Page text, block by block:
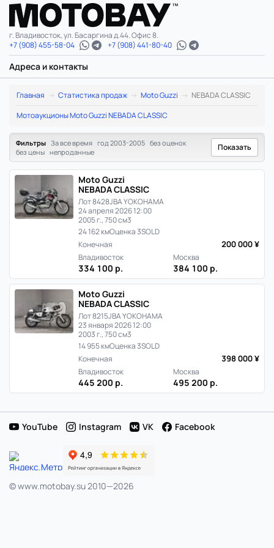
г. Владивосток, ул. Басаргина д.44. Офис 8.
+7 (908) 455-58-04
+7 (908) 441-80-40
Адреса и контакты
Moto
Guzzi
NEBADA
CLASSIC:
статистика
цен
продаж
в
Японии
Главная Статистика продаж Moto Guzzi
NEBADA CLASSIC
Мотоаукционы Moto Guzzi NEBADA CLASSIC
Фильтры За все время год 2003-2005 без оценок
без цены непроданные Показать
Moto Guzzi
NEBADA CLASSIC
Лот 8428JBA YOKOHAMA
24 апреля 2026 12:00
2005 г., 750 см3
24 162 кмОценка 3SOLD
Конечная
200 000 ¥
Владивосток
334 100 р.
Москва
384 100 р.
Moto Guzzi
NEBADA CLASSIC
Лот 8215JBA YOKOHAMA
23 января 2026 12:00
2003 г., 750 см3
14 955 кмОценка 3SOLD
Конечная
398 000 ¥
Владивосток
445 200 р.
Москва
495 200 р.
YouTube Instagram VK Facebook
© www.motobay.su 2010—2026